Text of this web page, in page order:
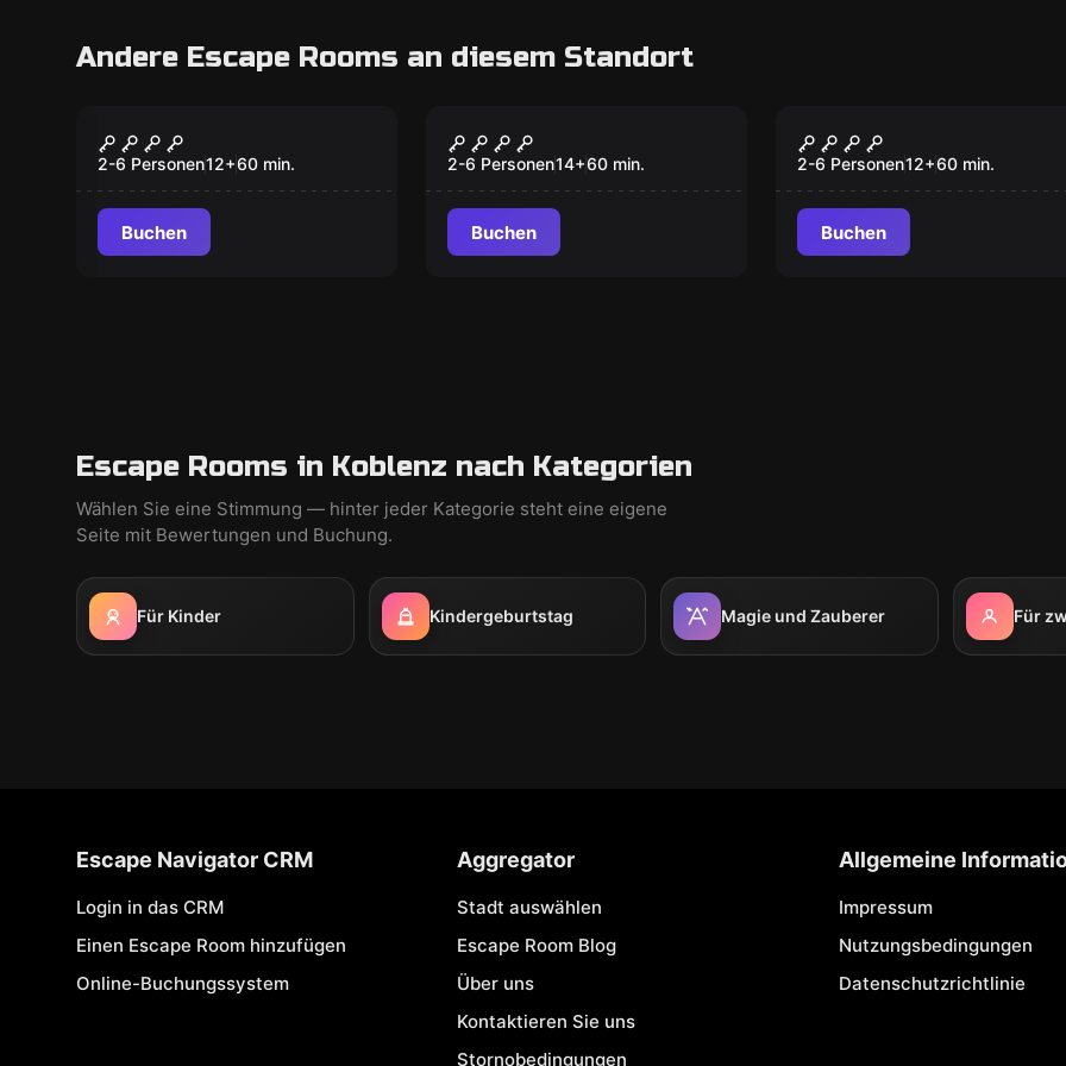
Andere Escape Rooms an diesem Standort
The Prison
2-6 Personen12+60 min.
Buchen
Jungle Quest
2-6 Personen14+60 min.
Buchen
Cyberpunk
2-6 Personen12+60 min.
Buchen
Escape Rooms in Koblenz nach Kategorien
Wählen Sie eine Stimmung — hinter jeder Kategorie steht eine eigene
Seite mit Bewertungen und Buchung.
Für Kinder Kindergeburtstag Magie und Zauberer Für
Escape Navigator CRM
Login in das CRM
Einen Escape Room hinzufügen
Online-Buchungssystem
Aggregator
Stadt auswählen
Escape Room Blog
Über uns
Kontaktieren Sie uns
Stornobedingungen
Allgemeine
Impressum
Nutzungsbedingungen
Datenschutzrichtlinie